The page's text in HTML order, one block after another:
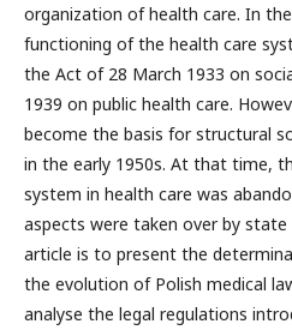
organization of health care. In
functioning of the health care
the Act of 28 March 1933 on
1939 on public health care.
become the basis for structural
in the early 1950s. At that time,
system in health care was
aspects were taken over by
article is to present the
the evolution of Polish medical
analyse the legal regulations